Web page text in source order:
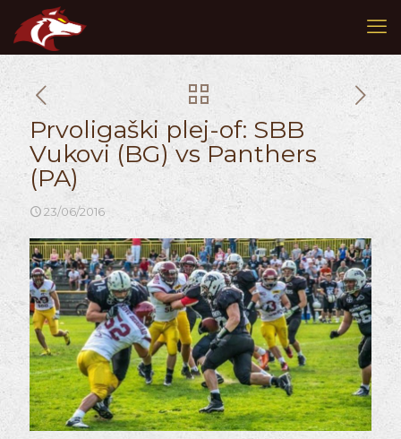
Prvoligaški plej-of: SBB
Vukovi (BG) vs Panthers
(PA)
23/06/2016